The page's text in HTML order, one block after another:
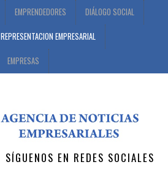
EMPRENDEDORES DIÁLOGO SOCIAL
REPRESENTACION EMPRESARIAL
EMPRESAS
SÍGUENOS EN REDES SOCIALES